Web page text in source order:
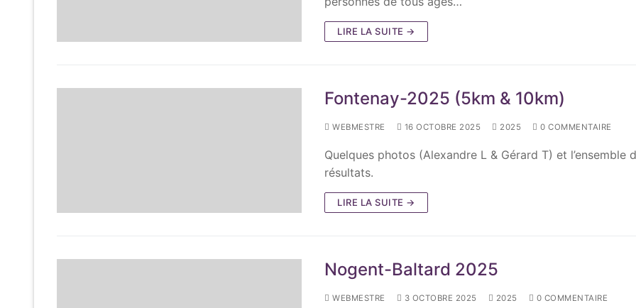
LIRE LA SUITE →
Fontenay-2025 (5km & 10km)
WEBMESTRE 16 OCTOBRE 2025 2025 0 COMMENTAIRE
Quelques photos (Alexandre L & Gérard T) et l’ensemble
résultats.
LIRE LA SUITE →
Nogent-Baltard 2025
WEBMESTRE 3 OCTOBRE 2025 2025 0 COMMENTAIRE